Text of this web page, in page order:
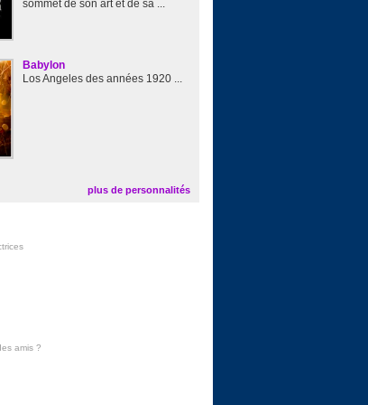
sommet de son art et de sa ...
Babylon
Los Angeles des années 1920 ...
plus de personnalités
amis?